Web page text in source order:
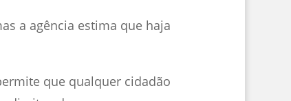
a agência estima que haja
que qualquer cidadão